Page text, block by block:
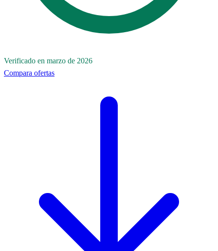
Verificado en marzo de 2026
Compara ofertas